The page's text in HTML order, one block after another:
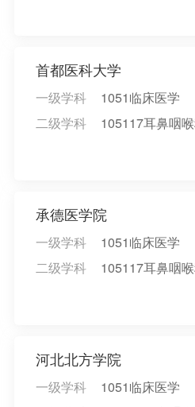
首都医科大学
一级学科
1051临床医学
二级学科
105117耳鼻咽喉
承德医学院
一级学科
1051临床医学
二级学科
105117耳鼻咽喉
河北北方学院
一级学科
1051临床医学